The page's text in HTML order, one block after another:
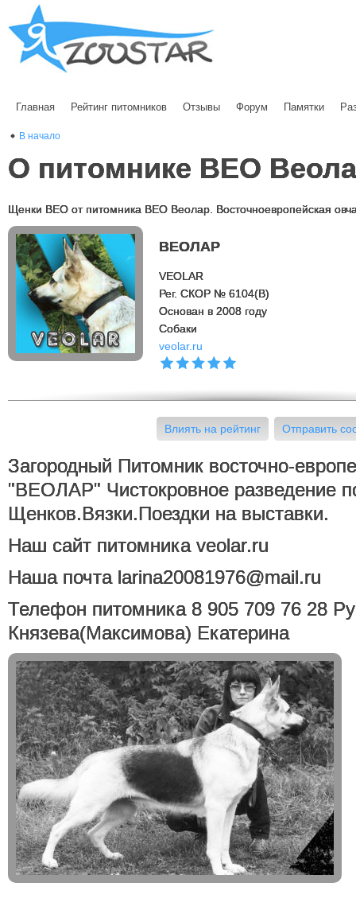
Главная Рейтинг питомников Отзывы Форум Памятки
В начало
О питомнике ВЕО
Щенки ВЕО от питомника ВЕО Веолар. Восточноевропейская
ВЕОЛАР
VEOLAR
Рег. СКОР № 6104(B)
Основан в 2008 году
Cобаки
veolar.ru
Влиять на рейтинг Отправить
Загородный Питомник восточно-
"ВЕОЛАР" Чистокровное разведение
Щенков.Вязки.Поездки на выставки.
Наш сайт питомника veolar.ru
Наша почта larina20081976@mail.ru
Телефон питомника 8 905 709 76 28
Князева(Максимова) Екатерина